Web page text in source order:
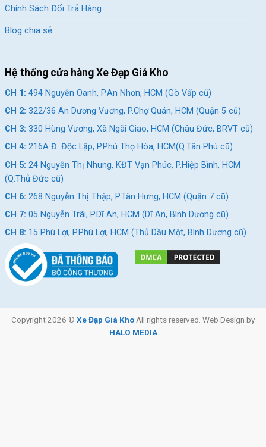
Chính Sách Đổi Trả Hàng
Blog chia sẻ
Hệ thống cửa hàng Xe Đạp Giá Kho
CH 1: 494 Nguyễn Oanh, P.An Nhơn, HCM (Gò Vấp cũ)
CH 2: 322/36 An Dương Vương, P.Chợ Quán, HCM (Quận 5 cũ)
CH 3: 330 Hùng Vương, Xã Ngãi Giao, HCM (Châu Đức, BRVT cũ)
CH 4: 216A Đ. Độc Lập, P.Phú Thọ Hòa, HCM(Q.Tân Phú cũ)
CH 5: 24 Nguyễn Thị Nhung, KĐT Vạn Phúc, P.Hiệp Bình, HCM
(Q.Thủ Đức cũ)
CH 6: 268 Nguyễn Thị Thập, P.Tân Hưng, HCM (Quận 7 cũ)
CH 7: 05 Nguyễn Trãi, P.Dĩ An, HCM (Dĩ An, Bình Dương cũ)
CH 8: 15 Phú Lợi, P.Phú Lợi, HCM (Thủ Dầu Một, Bình Dương cũ)
Copyright 2026 © Xe Đạp Giá KhoAll rights reserved. Web Design by
HALO MEDIA